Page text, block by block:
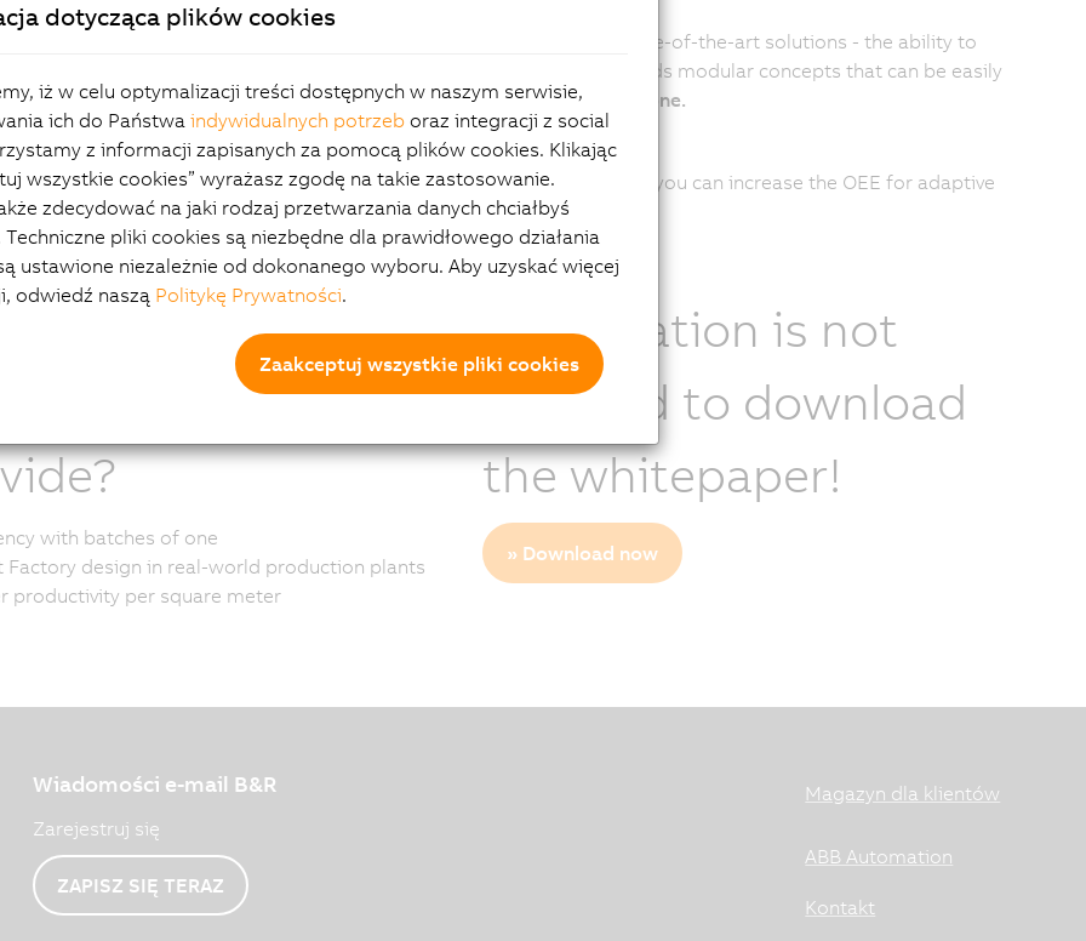
and plants that produce a single unchanging product are no longer state-of-the-art solutions - the ability to
products has become the new standard. The market therefore demands modular concepts that can be easily
new requirements.This will make it possible to produce batches of one.
new generation ofadaptive machinesis what is required here.
describes the features that make a machine "adaptive" and how you can increase the OEE for adaptive
does this new
concept
with batches of one
Factory design in real-world production plants
productivity per square meter
Registration is not
required to download
the whitepaper!
» Download now
Wiadomości e-mail B&R
Zarejestruj się
ZAPISZ SIĘ TERAZ
Magazyn dla klientów
ABB Automation
Kontakt
dotycząca plików cookies
iż w celu optymalizacji treści dostępnych w naszym serwisie,
ich do Państwa indywidualnych potrzeb oraz integracji z social
z informacji zapisanych za pomocą plików cookies. Klikając
wszystkie cookies” wyrażasz zgodę na takie zastosowanie.
zdecydować na jaki rodzaj przetwarzania danych chciałbyś
pliki cookies są niezbędne dla prawidłowego działania
ustawione niezależnie od dokonanego wyboru. Aby uzyskać więcej
odwiedź naszą Politykę Prywatności.
Zaakceptuj wszystkie pliki cookies